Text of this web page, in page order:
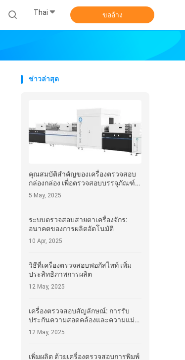
Thai ขออ้าง
ข่าวล่าสุด
คุณสมบัติสําคัญของเครื่องตรวจสอบ
กล่องกล่อง เพื่อตรวจสอบบรรจุภัณฑ์ที่
มีประสิทธิภาพ
5 May, 2025
ระบบตรวจสอบสายตาเครื่องจักร:
อนาคตของการผลิตอัตโนมัติ
10 Apr, 2025
วิธีที่เครื่องตรวจสอบฟอกัสไทท์ เพิ่ม
ประสิทธิภาพการผลิต
12 May, 2025
เครื่องตรวจสอบสัญลักษณ์: การรับ
ประกันความสอดคล้องและความแม่น
ยํา
12 May, 2025
เพิ่มผลิต ด้วยเครื่องตรวจสอบการพิมพ์